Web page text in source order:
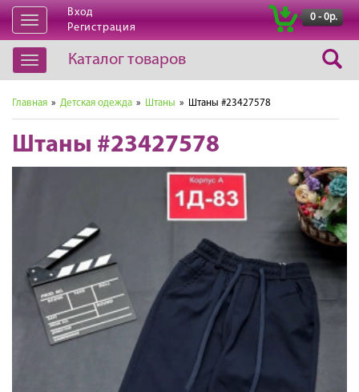
Открыть
навигацию
Вход
Регистрация
0 - 0р.
Открыть
навигацию
Каталог товаров
Главная » Детская одежда » Штаны » Штаны #23427578
Штаны #23427578